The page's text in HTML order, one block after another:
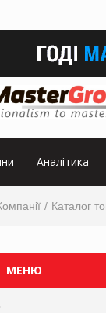
Аналітика
Каталог
МЕНЮ